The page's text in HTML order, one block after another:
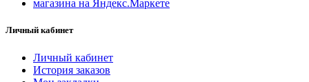
Личный кабинет
Личный кабинет
История заказов